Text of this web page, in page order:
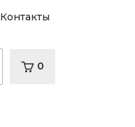
Контакты
0